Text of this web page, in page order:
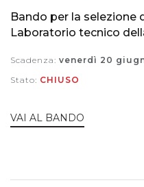
Bando per la selezione
Laboratorio tecnico
Scadenza: venerdì 20
Stato: CHIUSO
VAI AL BANDO